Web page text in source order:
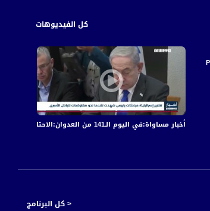
في الداخل.
كل الفيديوهات
أخبار مساواة:في اليوم الـ141 من العدوان:الاحتلال يكثف قصفه على قطاع غزة مخلّفا عشرات الشهداء والجرحى
< كل البرنامج